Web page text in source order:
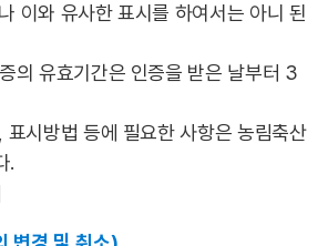
이와 유사한 표시를 하여서는 아니 된
의 유효기간은 인증을 받은 날부터 3
시방법 등에 필요한 사항은 농림축산
.